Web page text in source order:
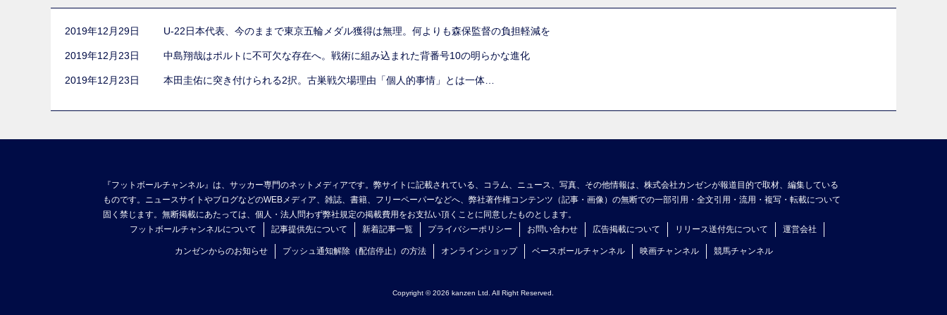
2019年12月29日 U-22日本代表、今のままで東京五輪メダル獲得は無理。何よりも森保監督の負担軽減を
2019年12月23日 中島翔哉はポルトに不可欠な存在へ。戦術に組み込まれた背番号10の明らかな進化
2019年12月23日 本田圭佑に突き付けられる2択。古巣戦欠場理由「個人的事情」とは一体…
『フットボールチャンネル』は、サッカー専門のネットメディアです。弊サイトに記載されている、コラム、ニュース、写真、その他情報は、株式会社カンゼンが報道目的で取材、編集している
ものです。ニュースサイトやブログなどのWEBメディア、雑誌、書籍、フリーペーパーなどへ、弊社著作権コンテンツ（記事・画像）の無断での一部引用・全文引用・流用・複写・転載について
固く禁じます。無断掲載にあたっては、個人・法人問わず弊社規定の掲載費用をお支払い頂くことに同意したものとします。
フットボールチャンネルについて
記事提供先について 新着記事一覧 プライバシーポリシー お問い合わせ 広告掲載について リリース送付先について 運営会社
カンゼンからのお知らせ プッシュ通知解除（配信停止）の方法 オンラインショップ ベースボールチャンネル 映画チャンネル 競馬チャンネル
Copyright © 2026 kanzen Ltd. All Right Reserved.